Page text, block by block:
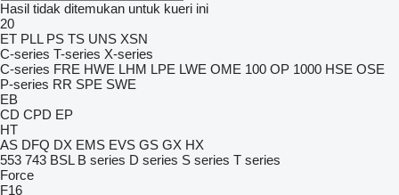
Hasil tidak ditemukan untuk kueri ini
20
ET PLL PS TS UNS XSN
C-series T-series X-series
C-series FRE HWE LHM LPE LWE OME 100 OP 1000 HSE OSE
P-series RR SPE SWE
EB
CD CPD EP
HT
AS DFQ DX EMS EVS GS GX HX
553 743 BSL B series D series S series T series
Force
F16